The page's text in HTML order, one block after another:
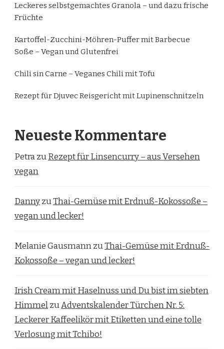
Leckeres selbstgemachtes Granola – und dazu frische
Früchte
Kartoffel-Zucchini-Möhren-Puffer mit Barbecue
Soße – Vegan und Glutenfrei
Chili sin Carne – Veganes Chili mit Tofu
Rezept für Djuvec Reisgericht mit Lupinenschnitzeln
Neueste Kommentare
PetrazuRezept für Linsencurry – aus Versehen
vegan
DannyzuThai-Gemüse mit Erdnuß-Kokossoße –
vegan und lecker!
Melanie GausmannzuThai-Gemüse mit Erdnuß-
Kokossoße – vegan und lecker!
Irish Cream mit Haselnuss und Du bist im siebten
HimmelzuAdventskalender Türchen Nr. 5:
Leckerer Kaffeelikör mit Etiketten und eine tolle
Verlosung mit Tchibo!